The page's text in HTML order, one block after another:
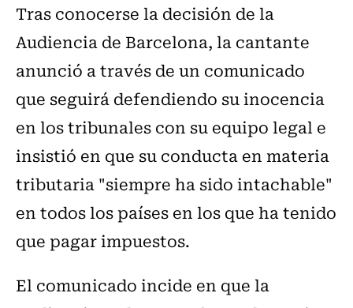
Tras conocerse la decisión de la
Audiencia de Barcelona, la cantante
anunció a través de un comunicado
que seguirá defendiendo su inocencia
en los tribunales con su equipo legal e
insistió en que su conducta en materia
tributaria "siempre ha sido intachable"
en todos los países en los que ha tenido
que pagar impuestos.
El comunicado incide en que la